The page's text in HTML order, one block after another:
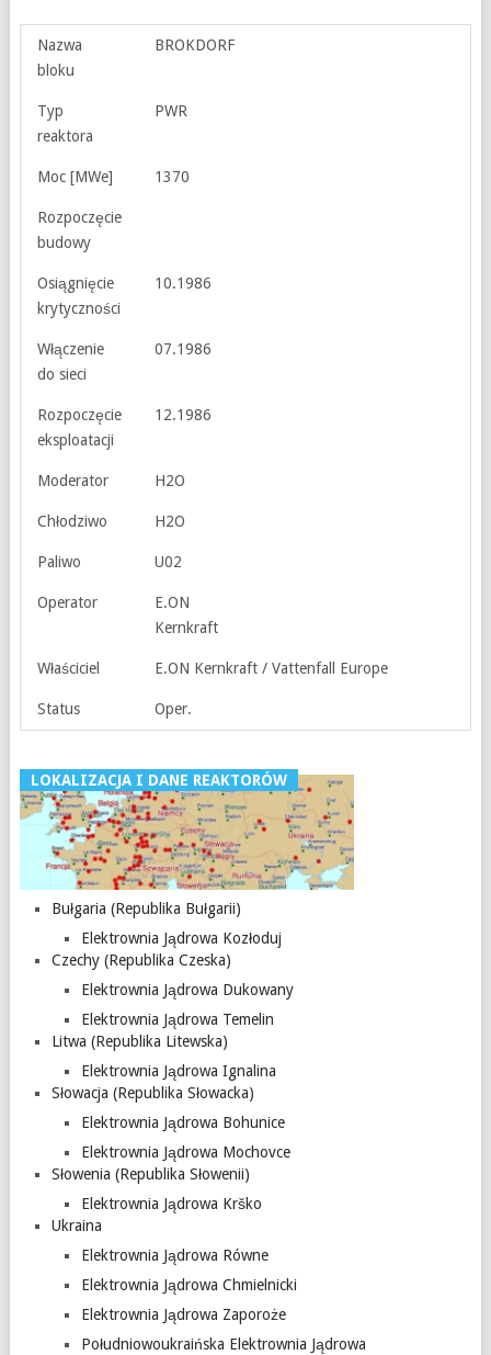
Nazwa
bloku
BROKDORF
Typ
reaktora
PWR
Moc [MWe] 1370
Rozpoczęcie
budowy
Osiągnięcie
krytyczności
10.1986
Włączenie
do sieci
07.1986
Rozpoczęcie
eksploatacji
12.1986
Moderator H2O
Chłodziwo H2O
Paliwo U02
Operator
E.ON
Kernkraft
Właściciel E.ON Kernkraft / Vattenfall Europe
Status Oper.
LOKALIZACJA I DANE REAKTORÓW
Bułgaria (Republika Bułgarii)
Elektrownia Jądrowa Kozłoduj
Czechy (Republika Czeska)
Elektrownia Jądrowa Dukowany
Elektrownia Jądrowa Temelin
Litwa (Republika Litewska)
Elektrownia Jądrowa Ignalina
Słowacja (Republika Słowacka)
Elektrownia Jądrowa Bohunice
Elektrownia Jądrowa Mochovce
Słowenia (Republika Słowenii)
Elektrownia Jądrowa Krško
Ukraina
Elektrownia Jądrowa Równe
Elektrownia Jądrowa Chmielnicki
Elektrownia Jądrowa Zaporoże
Południowoukraińska Elektrownia Jądrowa